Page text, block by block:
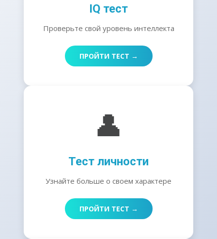
IQ тест
Проверьте свой уровень интеллекта
ПРОЙТИ ТЕСТ →
👤
Тест личности
Узнайте больше о своем характере
ПРОЙТИ ТЕСТ →